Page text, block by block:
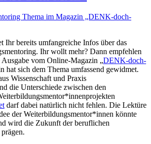
Ihr bereits umfangreiche Infos über das
Ihr wollt mehr? Dann empfehlen
vom Online-Magazin „DENK-doch-
hat sich dem Thema umfassend gewidmet.
Wissenschaft und Praxis
die Unterschiede zwischen den
darf dabei natürlich nicht fehlen. Die Lektüre
der Weiterbildungsmentor*innen könnte
wird die Zukunft der beruflichen